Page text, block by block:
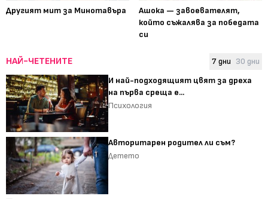
Другият мит за Минотавъра
Ашока — завоевателят,
който съжалява за победата
си
НАЙ-ЧЕТЕНИТЕ 7 дни 30 дни
И най-подходящият цвят за дреха
на първа среща е...
Психология
Авторитарен родител ли съм?
Детето